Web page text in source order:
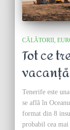
CĂLĂTORII
Tot ce
Tenerife este
se află în
format din 8
probabil cea